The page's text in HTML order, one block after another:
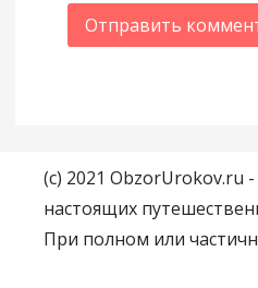
(c) 2021
настоящих
При полном или